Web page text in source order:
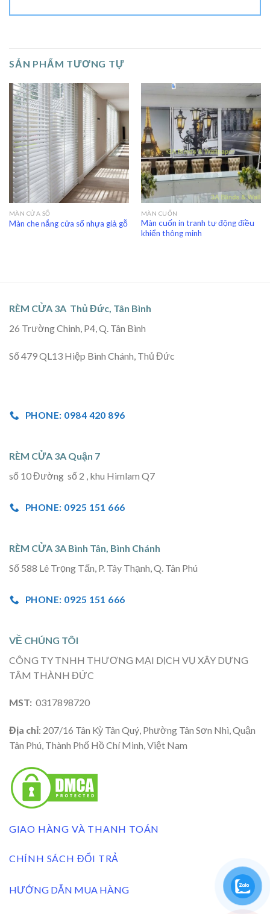
SẢN PHẨM TƯƠNG TỰ
MÀN CỬA SỔ
Màn che nắng cửa sổ nhựa giả gỗ
MÀN CUỐN
Màn cuốn in tranh tự động điều
khiển thông minh
RÈM CỬA 3A Thủ Đức, Tân Bình
26 Trường Chinh, P4, Q. Tân Bình
Số 479 QL13 Hiệp Bình Chánh, Thủ Đức
PHONE: 0984 420 896
RÈM CỬA 3A Quận 7
số 10 Đường số 2 , khu Himlam Q7
PHONE: 0925 151 666
RÈM CỬA 3A Bình Tân, Bình Chánh
Số 588 Lê Trọng Tấn, P. Tây Thạnh, Q. Tân Phú
PHONE: 0925 151 666
VỀ CHÚNG TÔI
CÔNG TY TNHH THƯƠNG MẠI DỊCH VỤ XÂY DỰNG
TÂM THÀNH ĐỨC
MST: 0317898720
Địa chỉ: 207/16 Tân Kỳ Tân Quý, Phường Tân Sơn Nhì, Quận
Tân Phú, Thành Phố Hồ Chí Minh, Việt Nam
GIAO HÀNG VÀ THANH TOÁN
CHÍNH SÁCH ĐỔI TRẢ
HƯỚNG DẪN MUA HÀNG